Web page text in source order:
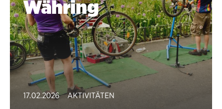
Währing
17.02.2026 AKTIVITÄTEN